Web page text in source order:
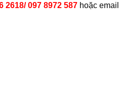
2618/ 097 8972 587 hoặc